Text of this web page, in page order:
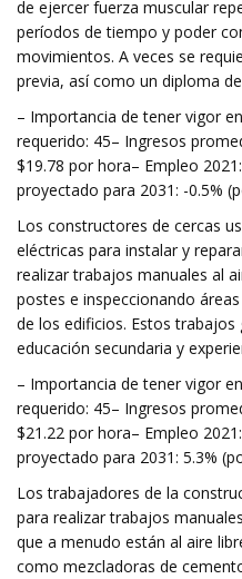
de ejercer fuerza muscular
períodos de tiempo y poder
movimientos. A veces se
previa, así como un diploma
– Importancia de tener vigor
requerido: 45– Ingresos
$19.78 por hora– Empleo
proyectado para 2031: -0.5%
Los constructores de cercas
eléctricas para instalar y
realizar trabajos manuales al
postes e inspeccionando
de los edificios. Estos
educación secundaria y
– Importancia de tener vigor
requerido: 45– Ingresos
$21.22 por hora– Empleo
proyectado para 2031: 5.3%
Los trabajadores de la
para realizar trabajos
que a menudo están al aire
como mezcladoras de